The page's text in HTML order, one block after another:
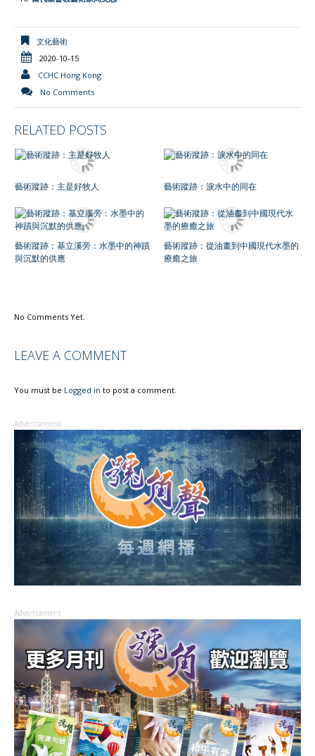
文化藝術
2020-10-15
CCHC Hong Kong
No Comments
RELATED POSTS
藝術蹤跡：主是好牧人 藝術蹤跡：淚水中的同在
藝術蹤跡：基立溪旁：水墨中的神蹟
與沉默的供應
藝術蹤跡：從油畫到中國現代水墨的
療癒之旅
No Comments Yet.
LEAVE A COMMENT
You must be Logged in to post a comment.
Advertisement
Advertisement